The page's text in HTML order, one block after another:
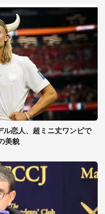
恋人、超ミニ丈ワンピで
美貌